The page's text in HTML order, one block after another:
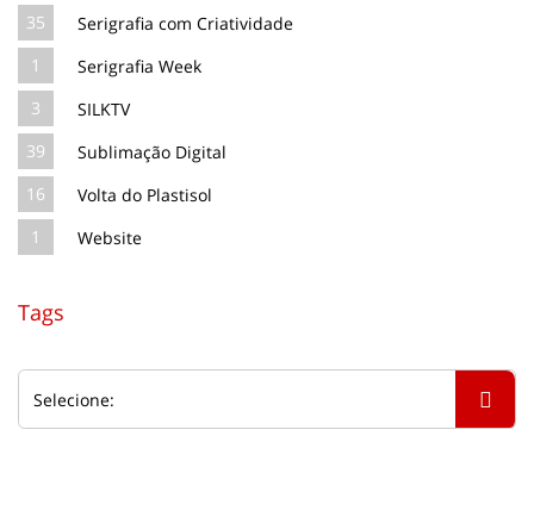
35
Serigrafia com Criatividade
1
Serigrafia Week
3
SILKTV
39
Sublimação Digital
16
Volta do Plastisol
1
Website
Tags